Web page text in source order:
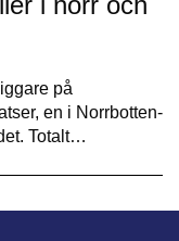
på
en i Norrbotten-
Totalt…